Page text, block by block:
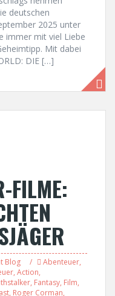
deutschen
2025 unter
immer mit viel Liebe
Mit dabei
DIE […]
FILME:
Blog Abenteuer,
, Action,
, Fantasy, Film,
, Roger Corman,